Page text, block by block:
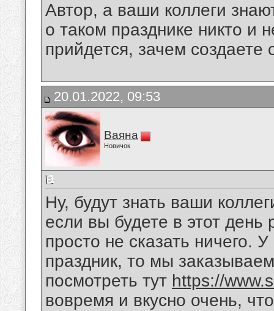
Автор, а ваши коллеги
о таком празднике никто и
прийдется, зачем
20.01.2022, 09:53
Ваяна
Новичок
Ну, будут знать ваши
если вы будете в этот день
просто не сказать ничего.
праздник, то мы
посмотреть тут https://
вовремя и вкусно очень,